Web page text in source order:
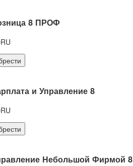
8 ПРОФ
и Управление 8
Небольшой Фирмой 8